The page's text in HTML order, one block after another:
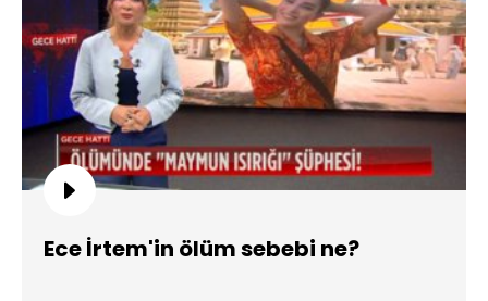
Ece İrtem'in ölüm sebebi ne?